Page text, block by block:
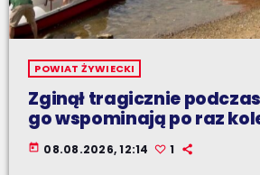
POWIAT ŻYWIECKI
Zginął tragicznie
go wspominają po raz
today 08.08.2026, 12:14 1